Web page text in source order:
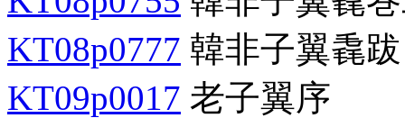
KT08p0777 韓非子翼毳跋
KT09p0017 老子翼序